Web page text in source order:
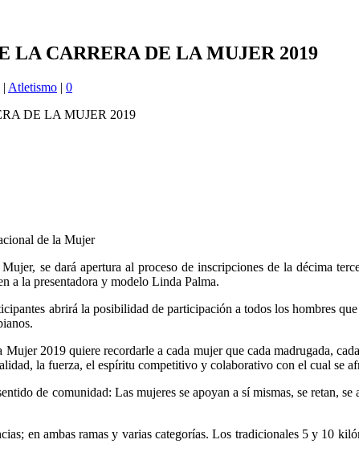
CARRERA DE LA MUJER 2019
| Atletismo | 0
de la Mujer
se dará apertura al proceso de inscripciones de la décima
a la presentadora y modelo Linda Palma.
abrirá la posibilidad de participación a todos los hombres
2019 quiere recordarle a cada mujer que cada madrugada,
la fuerza, el espíritu competitivo y colaborativo con el cual se
de comunidad: Las mujeres se apoyan a sí mismas, se retan,
en ambas ramas y varias categorías. Los tradicionales 5 y 10